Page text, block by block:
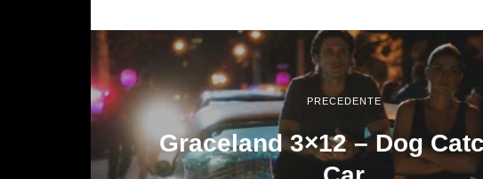
PRECEDENTE
Graceland 3×12 – Dog